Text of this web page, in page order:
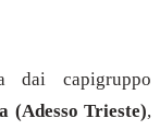
dai capigruppo
(Adesso Trieste),